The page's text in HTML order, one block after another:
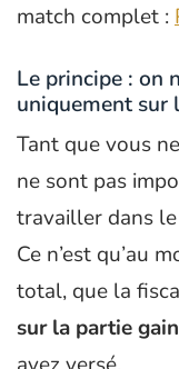
match complet :
Le principe : on
uniquement sur
Tant que vous
ne sont pas
travailler dans
Ce n’est qu’au
total, que la
sur la partie